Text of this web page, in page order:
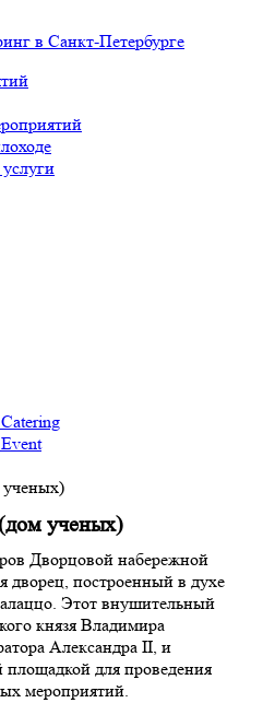
ученых)
Дворцовой набережной
дворец, построенный в духе
Этот внушительный
князя Владимира
Александра II, и
площадкой для проведения
мероприятий.